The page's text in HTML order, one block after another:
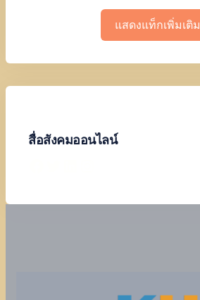
แสดงแท็กเพิ่มเติม
สื่อสังคมออนไลน์